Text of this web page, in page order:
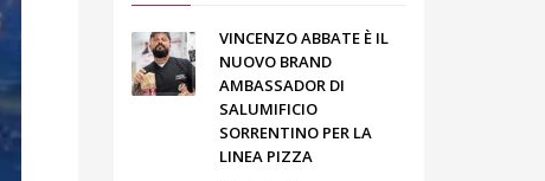
VINCENZO ABBATE È IL
NUOVO BRAND
AMBASSADOR DI
SALUMIFICIO
SORRENTINO PER LA
LINEA PIZZA